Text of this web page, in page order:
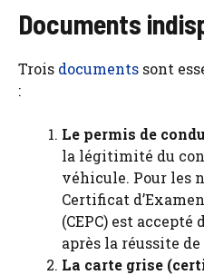
Documents
Trois documents sont
:
Le permis de
la légitimité du
véhicule. Pour les
Certificat
(CEPC) est
après la réussite de
La carte grise